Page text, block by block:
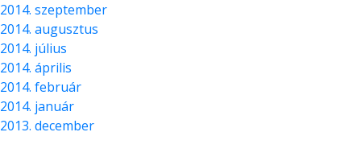
2014. szeptember
2014. augusztus
2014. július
2014. április
2014. február
2014. január
2013. december